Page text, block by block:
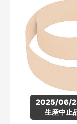
2025/06/
生産中止